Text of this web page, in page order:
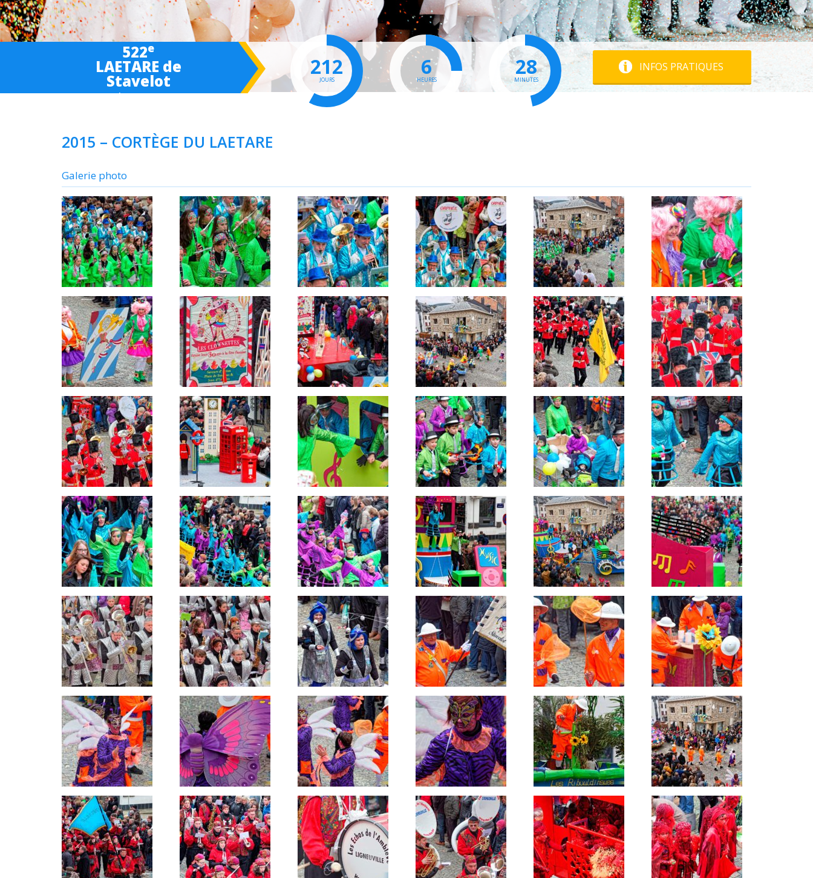
522e
LAETARE de
Stavelot
March 6-7-8 2027
212
JOURS
6
HEURES
28
MINUTES
INFOS PRATIQUES
2015 – CORTÈGE DU LAETARE
Galerie photo